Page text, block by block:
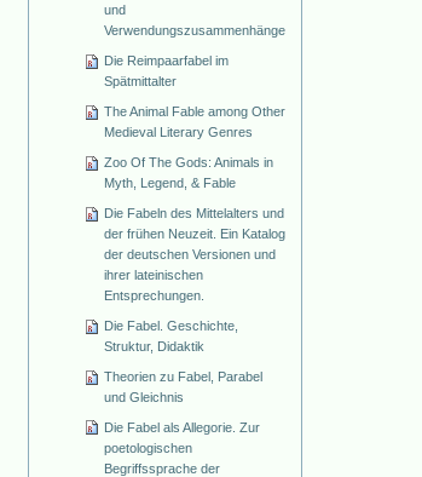
und
Verwendungszusammenhänge
Die Reimpaarfabel im
Spätmittalter
The Animal Fable among Other
Medieval Literary Genres
Zoo Of The Gods: Animals in
Myth, Legend, & Fable
Die Fabeln des Mittelalters und
der frühen Neuzeit. Ein Katalog
der deutschen Versionen und
ihrer lateinischen
Entsprechungen.
Die Fabel. Geschichte,
Struktur, Didaktik
Theorien zu Fabel, Parabel
und Gleichnis
Die Fabel als Allegorie. Zur
poetologischen
Begriffssprache der